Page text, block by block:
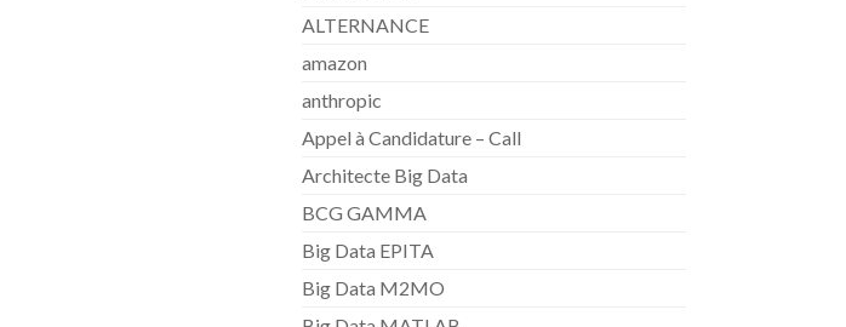
ALTERNANCE
amazon
anthropic
Appel à Candidature – Call
Architecte Big Data
BCG GAMMA
Big Data EPITA
Big Data M2MO